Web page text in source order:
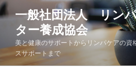
コ
ン
へ
一般社団法人 リン
ター養成協会
美と健康のサポートからリンパケアの資
スサポートまで